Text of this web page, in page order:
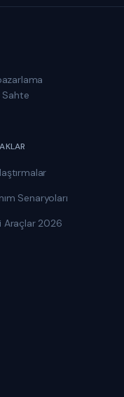
Sahte
Senaryoları
Araçlar 2026